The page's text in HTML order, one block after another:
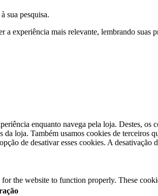
sua pesquisa.
a experiência mais relevante, lembrando
enquanto navega pela loja. Destes, os
loja. Também usamos cookies de terceiros
de desativar esses cookies. A desativação
the website to function properly. These